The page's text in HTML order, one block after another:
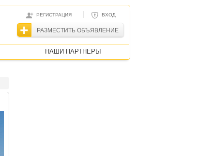
РЕГИСТРАЦИЯ | ВХОД
РАЗМЕСТИТЬ ОБЪЯВЛЕНИЕ
НАШИ ПАРТНЕРЫ